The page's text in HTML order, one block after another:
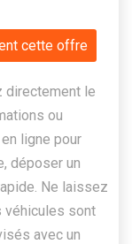
cette offre
directement le
ou
ligne pour
déposer un
Ne laissez
véhicules sont
avec un